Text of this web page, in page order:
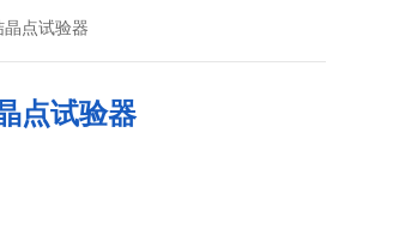
晶点试验器
点试验器